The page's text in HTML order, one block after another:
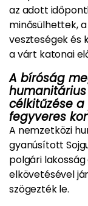
az adott
minősülhettek,
veszteségek és
a várt katonai
A bíróság
célkitűzése
fegyveres
A nemzetközi
gyanúsított
polgári
elkövetésével
szögezték le.